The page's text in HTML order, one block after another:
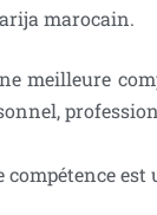
marocain.
meilleure